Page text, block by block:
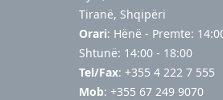
Tiranë, Shqipëri
Orari: Hënë - Premte:
Shtunë: 14:00 - 18:00
Tel/Fax: +355 4 222 7 555
Mob: +355 67 249 9070